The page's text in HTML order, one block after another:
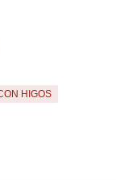
HIGOS